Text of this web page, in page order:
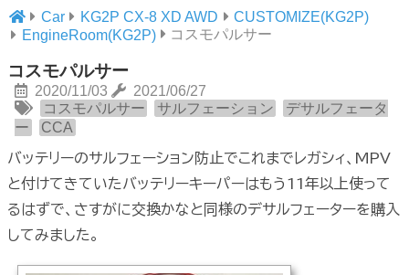
Car KG2P CX-8 XD AWD
CUSTOMIZE(KG2P)
EngineRoom(KG2P)
コスモパルサー
コスモパルサー
2020/11/03
2021/06/27
コスモパルサー
サルフェーション
デサルフェータ
ー
CCA
バッテリーのサルフェーション防止でこれまでレガシィ、MPV
と付けてきていたバッテリーキーパーはもう11年以上使って
るはずで、さすがに交換かなと同様のデサルフェーターを購入
してみました。